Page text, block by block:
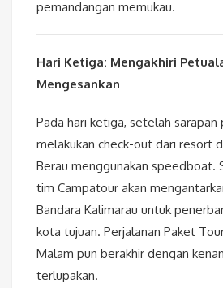
pemandangan memukau.
Hari Ketiga: Mengakhiri
Mengesankan
Pada hari ketiga, setelah sarapan
melakukan check-out dari resort
Berau menggunakan speedboat.
tim Campatour akan
Bandara Kalimarau untuk
kota tujuan. Perjalanan Paket
Malam pun berakhir dengan
terlupakan.